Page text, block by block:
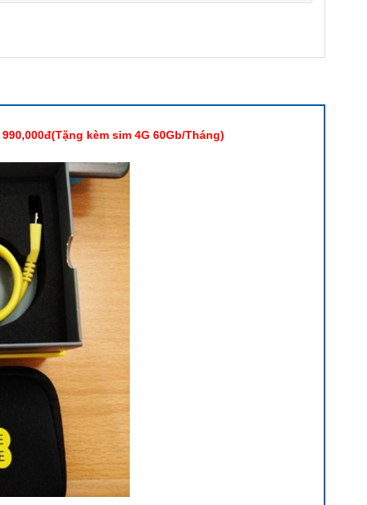
990,000đ(Tặng kèm sim 4G 60Gb/Tháng)